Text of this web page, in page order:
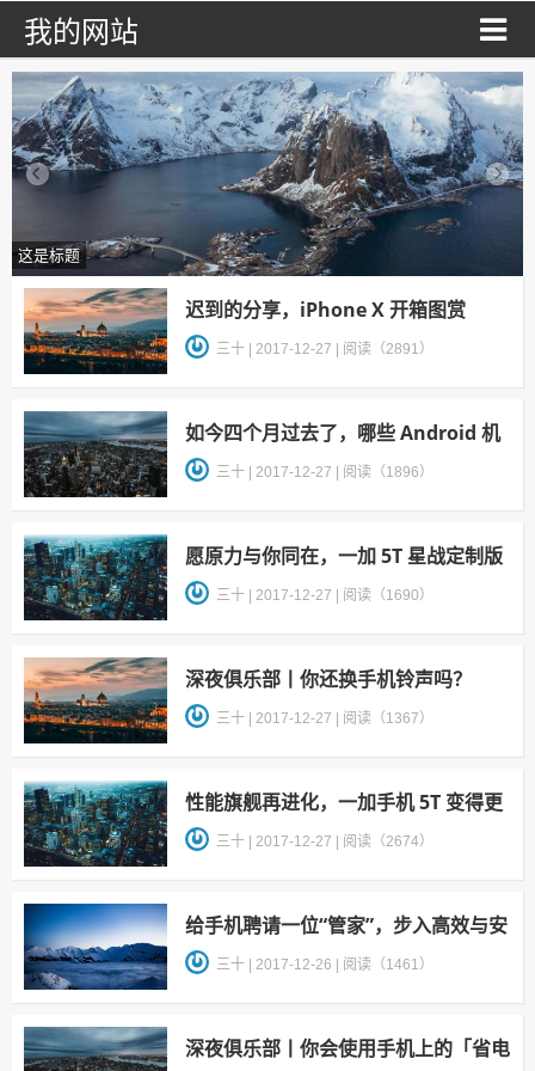
我的网站
这是标题
迟到的分享，iPhone X 开箱图赏
三十 2017-12-27 阅读（2891）
如今四个月过去了，哪些 Android 机
吃上了「奥利奥」？
三十 2017-12-27 阅读（1896）
愿原力与你同在，一加 5T 星战定制版
开箱三十 2017-12-27 阅读（1690）
深夜俱乐部丨你还换手机铃声吗？
三十 2017-12-27 阅读（1367）
性能旗舰再进化，一加手机 5T 变得更
出众了
三十 2017-12-27 阅读（2674）
给手机聘请一位“管家”，步入高效与安
全的智能时代
三十 2017-12-26 阅读（1461）
深夜俱乐部丨你会使用手机上的「省电